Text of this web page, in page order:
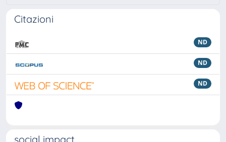
Citazioni
ND
ND
ND
social impact